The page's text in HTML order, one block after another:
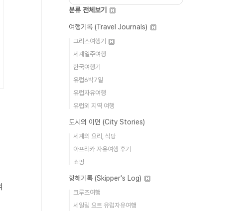
분류 전체보기
여행기록 (Travel Journals)
그리스여행기
세계일주여행
한국여행기
유럽6박7일
유럽자유여행
유럽외 지역 여행
도시의 이면 (City Stories)
세계의 요리, 식당
아프리카 자유여행 후기
쇼핑
항해기록 (Skipper's Log)
크루즈여행
세일링 요트 유럽자유여행